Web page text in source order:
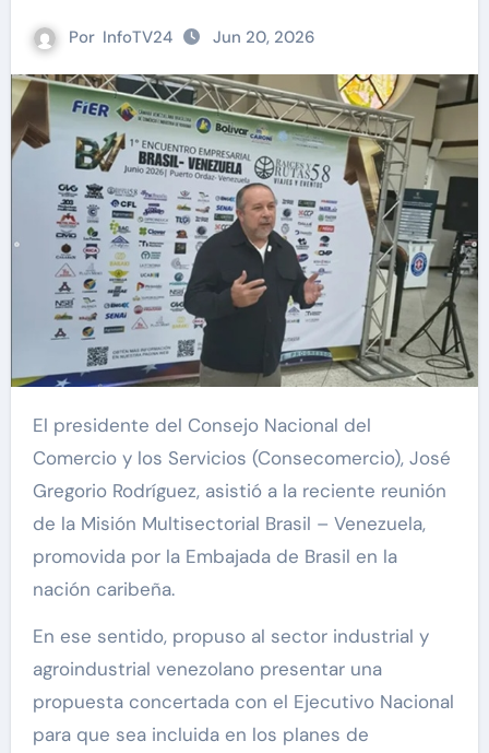
Por InfoTV24 Jun 20, 2026
El presidente del Consejo Nacional del
Comercio y los Servicios (Consecomercio), José
Gregorio Rodríguez, asistió a la reciente reunión
de la Misión Multisectorial Brasil – Venezuela,
promovida por la Embajada de Brasil en la
nación caribeña.
En ese sentido, propuso al sector industrial y
agroindustrial venezolano presentar una
propuesta concertada con el Ejecutivo Nacional
para que sea incluida en los planes de